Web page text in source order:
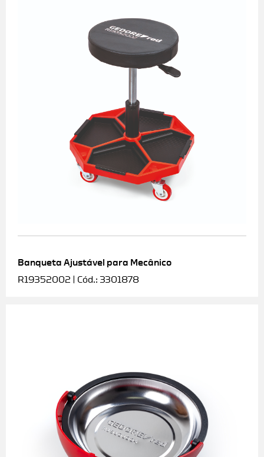
Banqueta Ajustável para Mecânico
R19352002 | Cód.: 3301878